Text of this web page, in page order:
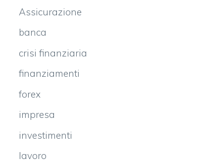
Assicurazione
banca
crisi finanziaria
finanziamenti
forex
impresa
investimenti
lavoro